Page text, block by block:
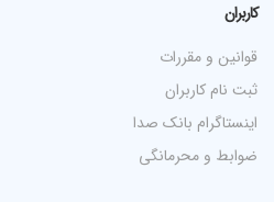
کاربران
قوانین و مقررات
ثبت نام کاربران
اینستاگرام بانک صدا
ضوابط و محرمانگی